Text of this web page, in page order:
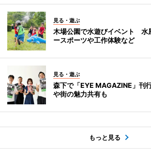
見る・遊ぶ
木場公園で水遊びイベント 水
ースポーツや工作体験など
見る・遊ぶ
森下で「EYE MAGAZINE」刊
や街の魅力共有も
もっと見る